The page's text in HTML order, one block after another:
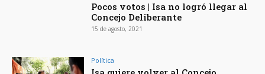
Pocos votos | Isa no logró llegar al
Concejo Deliberante
15 de agosto, 2021
Política